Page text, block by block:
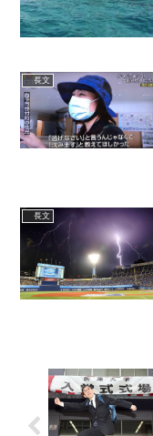
長文
長文